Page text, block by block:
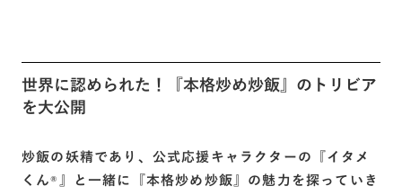
世界に認められた！『本格炒め炒飯』のトリビア
を大公開
炒飯の妖精であり、公式応援キャラクターの『イタメ
くん® 』と一緒に『本格炒め炒飯』の魅力を探っていき